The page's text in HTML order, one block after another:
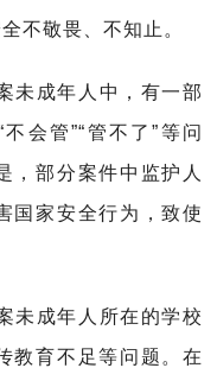
不敬畏、不知止。
成年人中，有一部
会管”“管不了”等问
，部分案件中监护人
国家安全行为，致使
成年人所在的学校
教育不足等问题。在